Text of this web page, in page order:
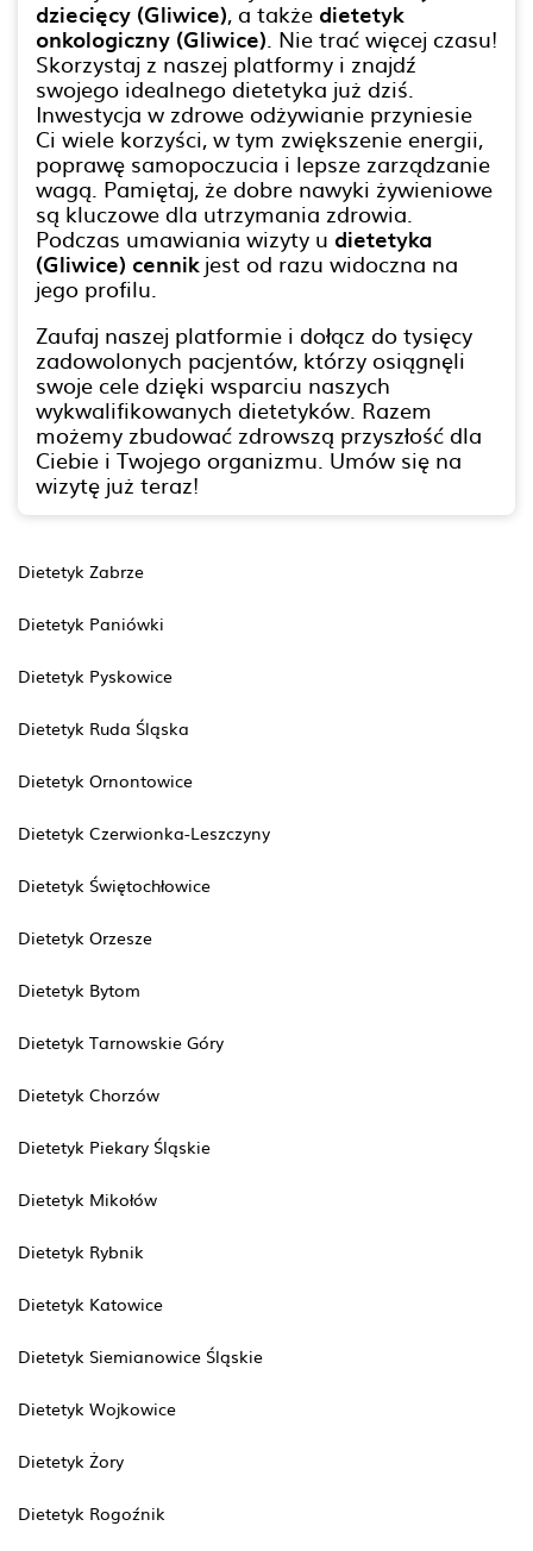
dziecięcy (Gliwice), a także dietetyk
onkologiczny (Gliwice). Nie trać więcej czasu!
Skorzystaj z naszej platformy i znajdź
swojego idealnego dietetyka już dziś.
Inwestycja w zdrowe odżywianie przyniesie
Ci wiele korzyści, w tym zwiększenie energii,
poprawę samopoczucia i lepsze zarządzanie
wagą. Pamiętaj, że dobre nawyki żywieniowe
są kluczowe dla utrzymania zdrowia.
Podczas umawiania wizyty u dietetyka
(Gliwice) cennikjest od razu widoczna na
jego profilu.
Zaufaj naszej platformie i dołącz do tysięcy
zadowolonych pacjentów, którzy osiągnęli
swoje cele dzięki wsparciu naszych
wykwalifikowanych dietetyków. Razem
możemy zbudować zdrowszą przyszłość dla
Ciebie i Twojego organizmu. Umów się na
wizytę już teraz!
Dietetyk Zabrze
Dietetyk Paniówki
Dietetyk Pyskowice
Dietetyk Ruda Śląska
Dietetyk Ornontowice
Dietetyk Czerwionka-Leszczyny
Dietetyk Świętochłowice
Dietetyk Orzesze
Dietetyk Bytom
Dietetyk Tarnowskie Góry
Dietetyk Chorzów
Dietetyk Piekary Śląskie
Dietetyk Mikołów
Dietetyk Rybnik
Dietetyk Katowice
Dietetyk Siemianowice Śląskie
Dietetyk Wojkowice
Dietetyk Żory
Dietetyk Rogoźnik